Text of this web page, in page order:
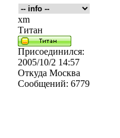
xm
Титан
Присоединился:
2005/10/2 14:57
Откуда Москва
Сообщений: 6779